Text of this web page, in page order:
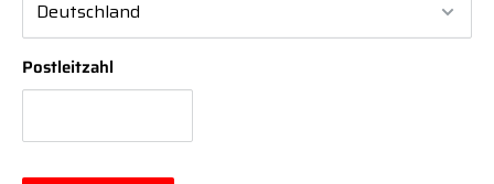
Postleitzahl